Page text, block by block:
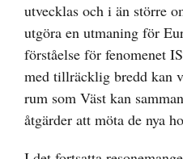
utvecklas och i än större
utgöra en utmaning för
förståelse för fenomenet
med tillräcklig bredd kan
rum som Väst kan
åtgärder att möta de nya